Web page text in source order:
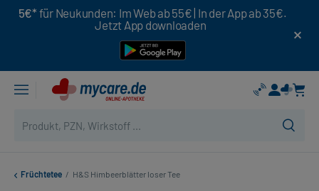
5€* für Neukunden: Im Web ab 55€ | In der App ab 35€.
Jetzt App downloaden
Früchtetee / H&S Himbeerblätter loser Tee